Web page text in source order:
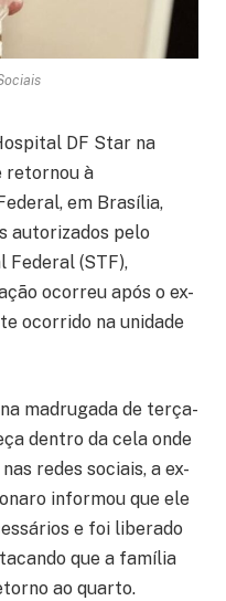
DF Star na
retornou à
em Brasília,
autorizados pelo
Federal (STF),
ocorreu após o ex-
ocorrido na unidade
madrugada de terça-
dentro da cela onde
redes sociais, a ex-
informou que ele
e foi liberado
que a família
ao quarto.